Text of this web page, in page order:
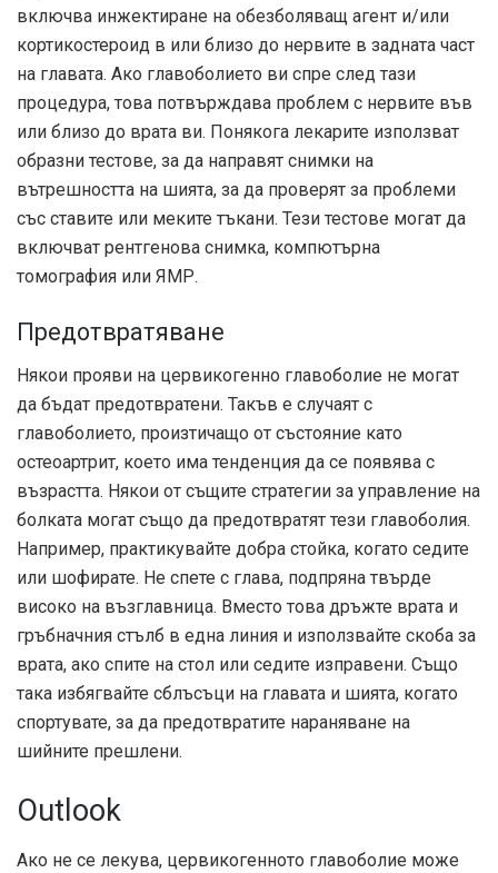
включва инжектиране на обезболяващ агент и/или
кортикостероид в или близо до нервите в задната част
на главата. Ако главоболието ви спре след тази
процедура, това потвърждава проблем с нервите във
или близо до врата ви. Понякога лекарите използват
образни тестове, за да направят снимки на
вътрешността на шията, за да проверят за проблеми
със ставите или меките тъкани. Тези тестове могат да
включват рентгенова снимка, компютърна
томография или ЯМР.
Предотвратяване
Някои прояви на цервикогенно главоболие не могат
да бъдат предотвратени. Такъв е случаят с
главоболието, произтичащо от състояние като
остеоартрит, което има тенденция да се появява с
възрастта. Някои от същите стратегии за управление на
болката могат също да предотвратят тези главоболия.
Например, практикувайте добра стойка, когато седите
или шофирате. Не спете с глава, подпряна твърде
високо на възглавница. Вместо това дръжте врата и
гръбначния стълб в една линия и използвайте скоба за
врата, ако спите на стол или седите изправени. Също
така избягвайте сблъсъци на главата и шията, когато
спортувате, за да предотвратите нараняване на
шийните прешлени.
Outlook
Ако не се лекува, цервикогенното главоболие може